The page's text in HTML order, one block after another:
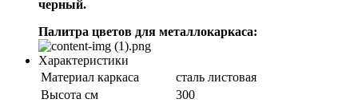
черный.
Палитра цветов для металлокаркаса:
Характеристики
Материал каркаса
сталь листовая
Высота см
300